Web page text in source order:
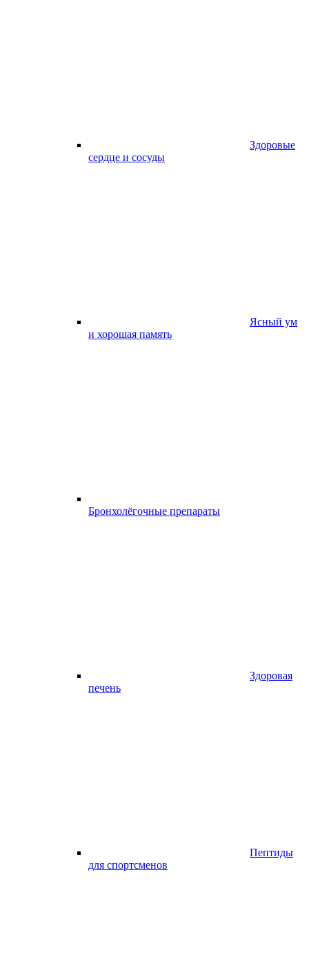
Здоровые
сердце и сосуды
Ясный ум
и хорошая память
Бронхолёгочные препараты
Здоровая
печень
Пептиды
для спортсменов